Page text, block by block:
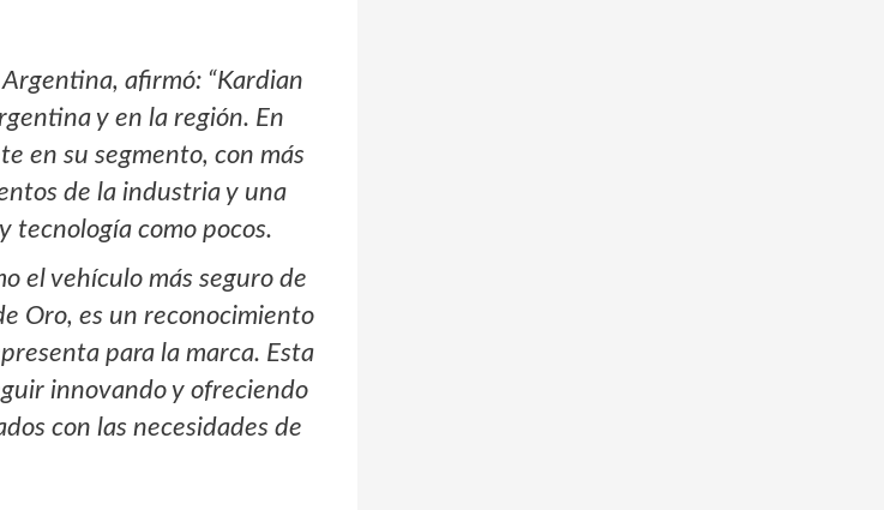
afirmó: “Kardian
y en la región. En
en su segmento, con más
de la industria y una
tecnología como pocos.
el vehículo más seguro de
Oro, es un reconocimiento
para la marca. Esta
innovando y ofreciendo
con las necesidades de